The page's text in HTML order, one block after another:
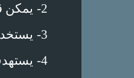
2-
يمكن
3-
4-